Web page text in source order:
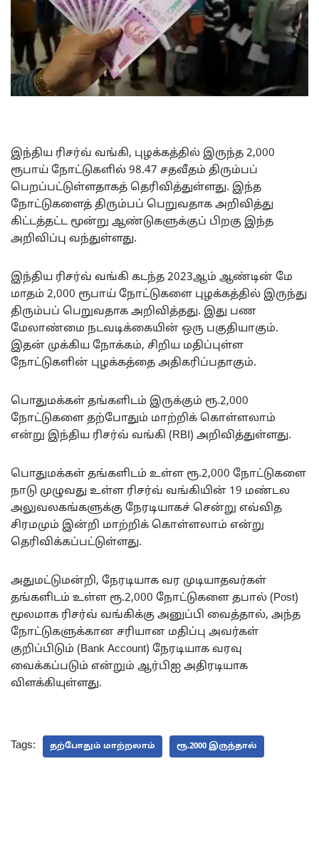
இந்திய ரிசர்வ் வங்கி, புழக்கத்தில் இருந்த 2,000
ரூபாய் நோட்டுகளில் 98.47 சதவீதம் திரும்பப்
பெறப்பட்டுள்ளதாகத் தெரிவித்துள்ளது. இந்த
நோட்டுகளைத் திரும்பப் பெறுவதாக அறிவித்து
கிட்டத்தட்ட மூன்று ஆண்டுகளுக்குப் பிறகு இந்த
அறிவிப்பு வந்துள்ளது.
இந்திய ரிசர்வ் வங்கி கடந்த 2023ஆம் ஆண்டின் மே
மாதம் 2,000 ரூபாய் நோட்டுகளை புழக்கத்தில் இருந்து
திரும்பப் பெறுவதாக அறிவித்தது. இது பண
மேலாண்மை நடவடிக்கையின் ஒரு பகுதியாகும்.
இதன் முக்கிய நோக்கம், சிறிய மதிப்புள்ள
நோட்டுகளின் புழக்கத்தை அதிகரிப்பதாகும்.
பொதுமக்கள் தங்களிடம் இருக்கும் ரூ.2,000
நோட்டுகளை தற்போதும் மாற்றிக் கொள்ளலாம்
என்று இந்திய ரிசர்வ் வங்கி (RBI) அறிவித்துள்ளது.
பொதுமக்கள் தங்களிடம் உள்ள ரூ.2,000 நோட்டுகளை
நாடு முழுவது உள்ள ரிசர்வ் வங்கியின் 19 மண்டல
அலுவலகங்களுக்கு நேரடியாகச் சென்று எவ்வித
சிரமமும் இன்றி மாற்றிக் கொள்ளலாம் என்று
தெரிவிக்கப்பட்டுள்ளது.
அதுமட்டுமன்றி, நேரடியாக வர முடியாதவர்கள்
தங்களிடம் உள்ள ரூ.2,000 நோட்டுகளை தபால் (Post)
மூலமாக ரிசர்வ் வங்கிக்கு அனுப்பி வைத்தால், அந்த
நோட்டுகளுக்கான சரியான மதிப்பு அவர்கள்
குறிப்பிடும் (Bank Account) நேரடியாக வரவு
வைக்கப்படும் என்றும் ஆர்பிஐ அதிரடியாக
விளக்கியுள்ளது.
Tags: தற்போதும் மாற்றலாம் ரூ.2000 இருந்தால்